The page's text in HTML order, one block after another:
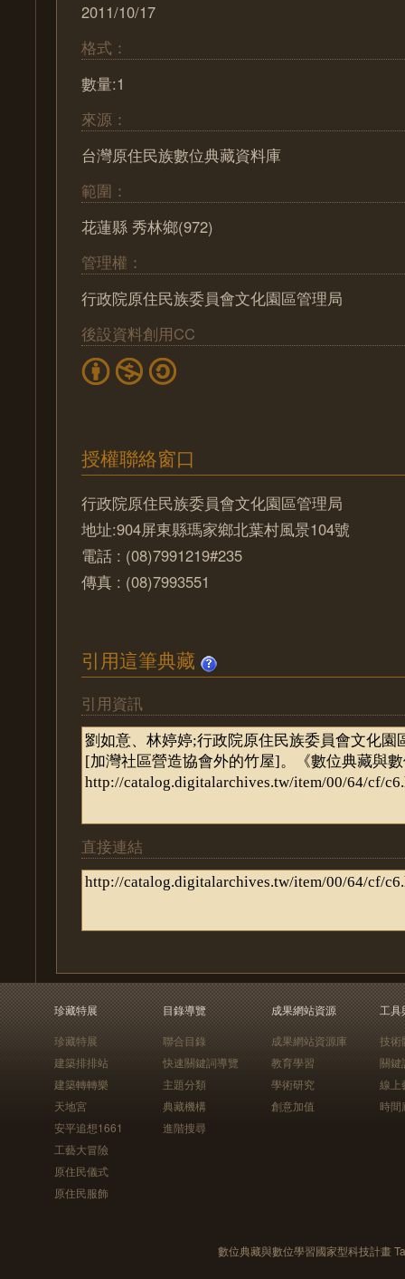
2011/10/17
格式：
數量:1
來源：
台灣原住民族數位典藏資料庫
範圍：
花蓮縣 秀林鄉(972)
管理權：
行政院原住民族委員會文化園區管理局
後設資料創用CC
授權聯絡窗口
行政院原住民族委員會文化園區管理局
地址:904屏東縣瑪家鄉北葉村風景104號
電話 : (08)7991219#235
傳真 : (08)7993551
引用這筆典藏
引用資訊
直接連結
珍藏特展
珍藏特展
建築排排站
建築轉轉樂
天地宮
安平追想1661
工藝大冒險
原住民儀式
原住民服飾
目錄導覽
聯合目錄
快速關鍵詞導覽
主題分類
典藏機構
進階搜尋
成果網站資源
成果網站資源庫
教育學習
學術研究
創意加值
工具
技術
關鍵
線上
時間
數位典藏與數位學習國家型科技計畫